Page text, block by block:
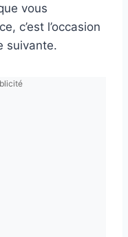
vous
c’est l’occasion
suivante.